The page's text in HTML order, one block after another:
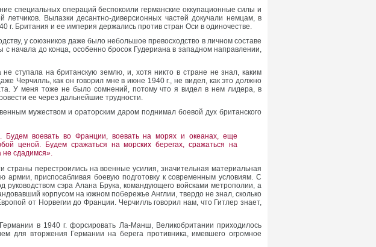
специальных операций беспокоили германские оккупационные силы и
Вылазки десантно-диверсионных частей докучали немцам, в
Британия и ее империя держались против стран Оси в одиночестве.
у союзников даже было небольшое превосходство в личном составе
начала до конца, особенно бросок Гудериана в западном направлении,
ступала на британскую землю, и, хотя никто в стране не знал, каким
Черчилль, как он говорил мне в июне 1940 г., не видел, как это должно
У меня тоже не было сомнений, потому что я видел в нем лидера, в
ее через дальнейшие трудности.
мужеством и ораторским даром поднимал боевой дух британского
воевать во Франции, воевать на морях и океанах, еще
ценой. Будем сражаться на морских берегах, сражаться на
не сдадимся».
перестроились на военные усилия, значительная материальная
приспосабливая боевую подготовку к современным условиям. С
руководством сэра Алана Брука, командующего войсками метрополии, а
корпусом на южном побережье Англии, твердо не знал, сколько
от Норвегии до Франции. Черчилль говорил нам, что Гитлер знает,
в 1940 г. форсировать Ла-Манш, Великобритании приходилось
для вторжения Германии на берега противника, имевшего огромное